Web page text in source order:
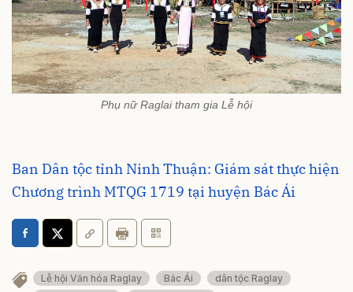
Phụ nữ Raglai tham gia Lễ hội
Ban Dân tộc tỉnh Ninh Thuận: Giám sát thực hiện
Chương trình MTQG 1719 tại huyện Bác Ái
Lễ hội Văn hóa Raglay Bác Ái
dân tộc Raglay